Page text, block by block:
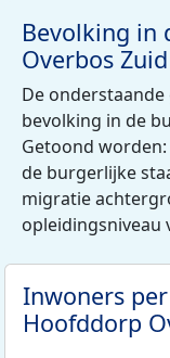
Bevolking in
Overbos Zuid
De
bevolking in de
Getoond
de burgerlijke
migratie
opleidingsniveau
Inwoners
Hoofddorp